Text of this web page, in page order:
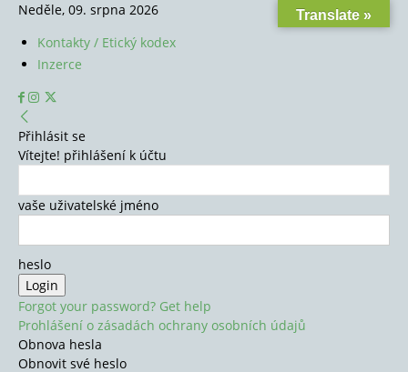
Neděle, 09. srpna 2026
Kontakty / Etický kodex
Inzerce
Přihlásit se
Vítejte! přihlášení k účtu
vaše uživatelské jméno
heslo
Forgot your password? Get help
Prohlášení o zásadách ochrany osobních údajů
Obnova hesla
Obnovit své heslo
Translate »